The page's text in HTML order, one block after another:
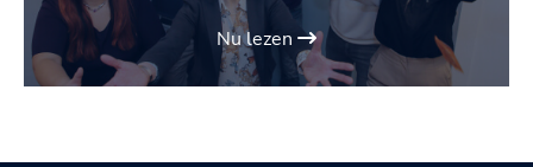
Nu lezen